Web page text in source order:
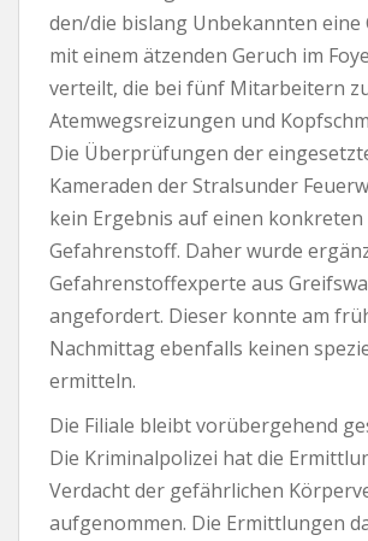
den/die bislang Unbekannten eine
mit einem ätzenden Geruch im
verteilt, die bei fünf Mitarbeitern
Atemwegsreizungen und
Die Überprüfungen der
Kameraden der Stralsunder
kein Ergebnis auf einen konkreten
Gefahrenstoff. Daher wurde
Gefahrenstoffexperte aus
angefordert. Dieser konnte am
Nachmittag ebenfalls keinen
ermitteln.
Die Filiale bleibt vorübergehend
Die Kriminalpolizei hat die
Verdacht der gefährlichen
aufgenommen. Die Ermittlungen